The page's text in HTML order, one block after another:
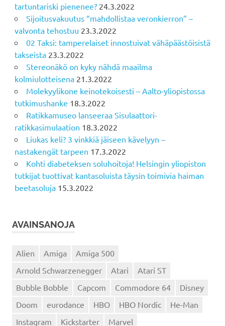
tartuntariski pienenee? 24.3.2022
Sijoitusvakuutus “mahdollistaa veronkierron” –
valvonta tehostuu 23.3.2022
02 Taksi: tamperelaiset innostuivat vähäpäästöisistä
takseista 23.3.2022
Stereonäkö on kyky nähdä maailma
kolmiulotteisena 21.3.2022
Molekyylikone keinotekoisesti – Aalto-yliopistossa
tutkimushanke 18.3.2022
Ratikkamuseo lanseeraa Sisulaattori-
ratikkasimulaation 18.3.2022
Liukas keli? 3 vinkkiä jäiseen kävelyyn –
nastakengät tarpeen 17.3.2022
Kohti diabeteksen soluhoitoja! Helsingin yliopiston
tutkijat tuottivat kantasoluista täysin toimivia haiman
beetasoluja 15.3.2022
AVAINSANOJA
Alien Amiga
Amiga 500
Arnold Schwarzenegger
Atari
Atari ST
Bubble Bobble
Capcom Commodore 64
Disney
Doom
eurodance HBO HBO Nordic
He-Man
Instagram
Kickstarter Marvel